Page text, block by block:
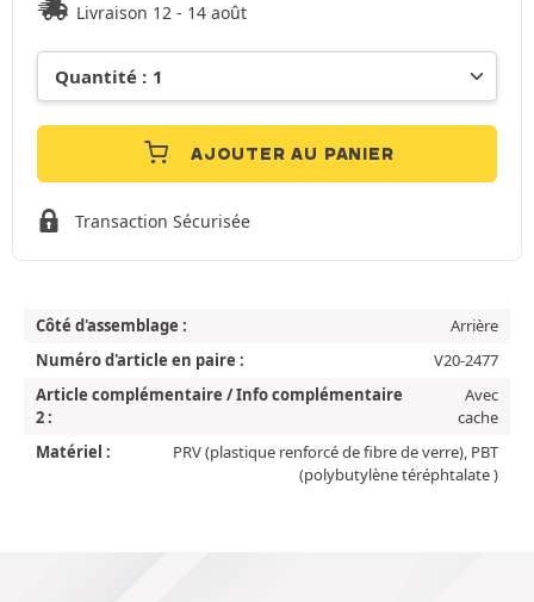
Livraison 12 - 14 août
AJOUTER AU PANIER
Transaction Sécurisée
Côté d'assemblage :
Arrière
Numéro d'article en paire :
V20-2477
Article complémentaire / Info complémentaire
2 :
Avec
cache
Matériel :
PRV (plastique renforcé de fibre de verre), PBT
(polybutylène téréphtalate )